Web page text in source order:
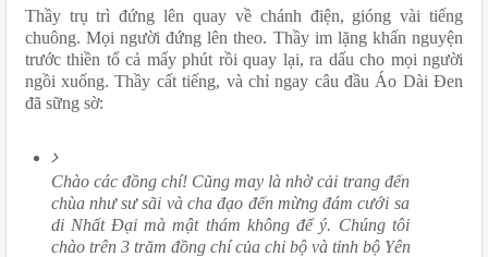
Thầy trụ trì đứng lên quay về chánh điện, gióng vài tiếng
chuông. Mọi người đứng lên theo. Thầy im lặng khấn nguyện
trước thiền tổ cả mấy phút rồi quay lại, ra dấu cho mọi người
ngồi xuống. Thầy cất tiếng, và chỉ ngay câu đầu Áo Dài Đen
đã sững sờ:
Chào các đồng chí! Cũng may là nhờ cải trang đến
chùa như sư sãi và cha đạo đến mừng đám cưới sa
di Nhất Đại mà mật thám không để ý. Chúng tôi
chào trên 3 trăm đồng chí của chi bộ và tỉnh bộ Yên